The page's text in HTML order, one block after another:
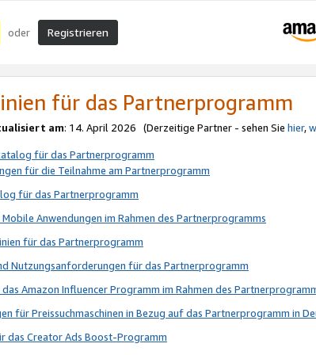
oder Registrieren
für das Partnerprogramm
am: 14. April 2026 (Derzeitige Partner - sehen Sie hier,
für das Partnerprogramm
für die Teilnahme am Partnerprogramm
für das Partnerprogramm
Anwendungen im Rahmen des Partnerprogramms
für das Partnerprogramm
Nutzungsanforderungen für das Partnerprogramm
Amazon Influencer Programm im Rahmen des
für Preissuchmaschinen in Bezug auf das Partnerprogramm in
das Creator Ads Boost-Programm